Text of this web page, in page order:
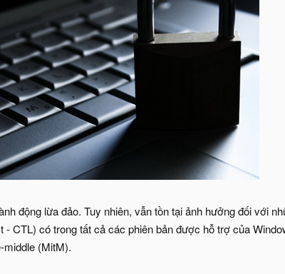
động lừa đảo. Tuy nhiên, vẫn tồn tại ảnh hưởng đối với
CTL) có trong tất cả các phiên bản được hỗ trợ của
middle (MitM).